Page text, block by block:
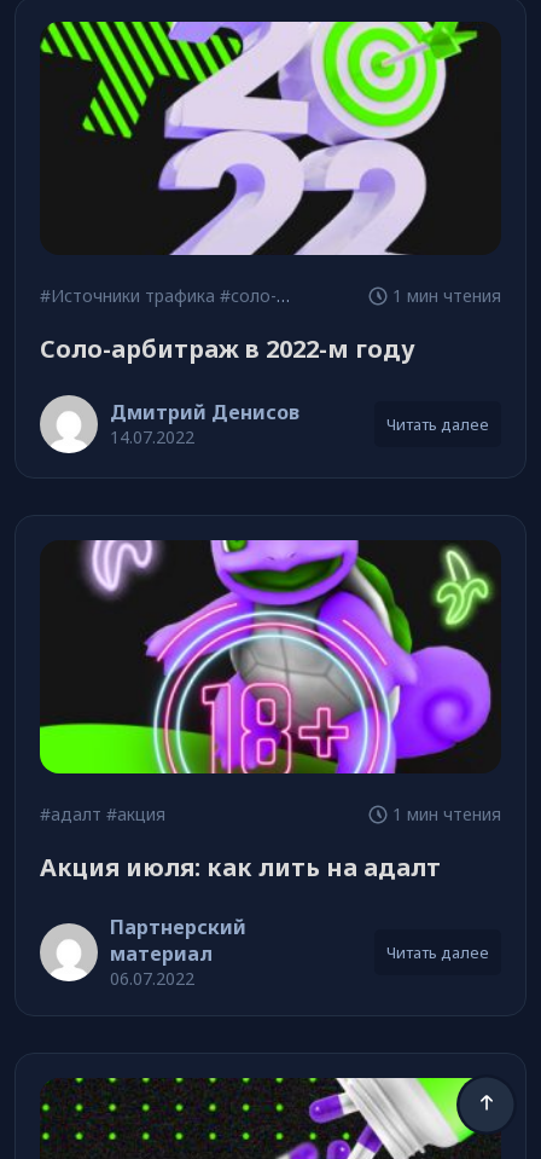
#Источники трафика #соло-арбитраж 1 мин чтения
Соло-арбитраж в 2022-м году
Дмитрий Денисов
14.07.2022
Читать далее
#адалт #акция 1 мин чтения
Акция июля: как лить на адалт
Партнерский
материал
06.07.2022
Читать далее